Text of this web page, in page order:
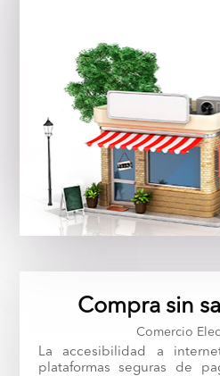
Compra sin
Comercio
La accesibilidad a
plataformas seguras de